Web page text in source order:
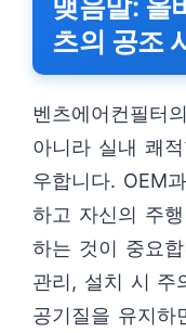
맺음말: 올
츠의 공조
벤츠에어컨필터
아니라 실내 쾌
우합니다. OEM
하고 자신의 주
하는 것이 중요
관리, 설치 시 주
공기질을 유지하